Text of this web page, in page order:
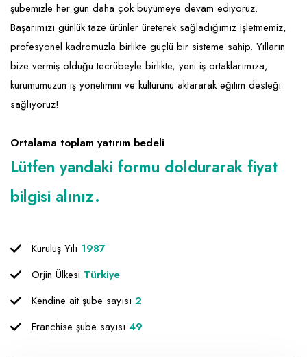
şubemizle her gün daha çok büyümeye devam ediyoruz.
Başarımızı günlük taze ürünler üreterek sağladığımız işletmemiz,
profesyonel kadromuzla birlikte güçlü bir sisteme sahip. Yılların
bize vermiş olduğu tecrübeyle birlikte, yeni iş ortaklarımıza,
kurumumuzun iş yönetimini ve kültürünü aktararak eğitim desteği
sağlıyoruz!
Ortalama toplam yatırım bedeli
Lütfen yandaki formu doldurarak fiyat
bilgisi alınız.
Kuruluş Yılı 1987
Orjin Ülkesi Türkiye
Kendine ait şube sayısı 2
Franchise şube sayısı 49